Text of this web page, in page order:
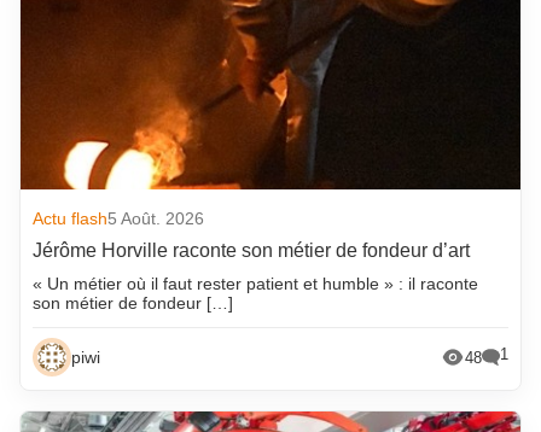
Actu flash5 Août. 2026
Jérôme Horville raconte son métier de fondeur d’art
« Un métier où il faut rester patient et humble » : il raconte
son métier de fondeur […]
piwi 48 1